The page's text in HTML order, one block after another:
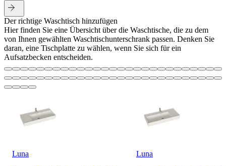
Der richtige Waschtisch hinzufügen
Hier finden Sie eine Übersicht über die Waschtische, die zu dem
von Ihnen gewählten Waschtischunterschrank passen. Denken Sie
daran, eine Tischplatte zu wählen, wenn Sie sich für ein
Aufsatzbecken entscheiden.
Luna
Luna